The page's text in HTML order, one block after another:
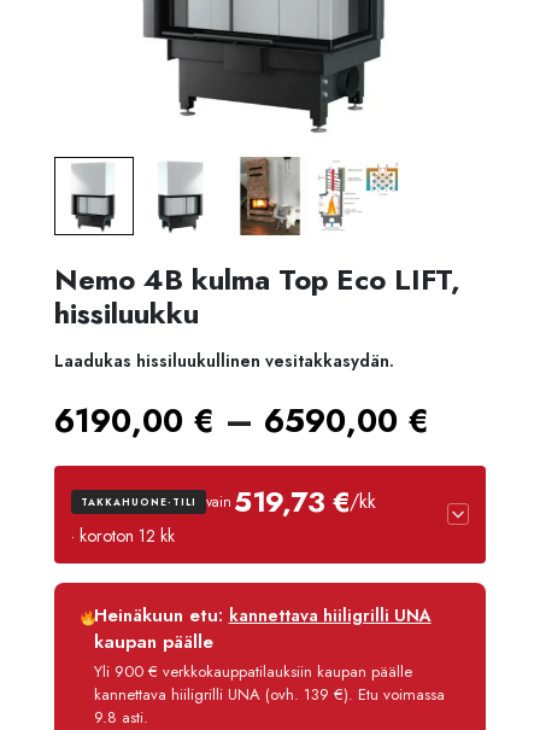
Nemo 4B kulma Top Eco LIFT,
hissiluukku
Laadukas hissiluukullinen vesitakkasydän.
6190,00 € – 6590,00 €
TAKKAHUONE-TILI vain 519,73 €/kk
· koroton 12 kk
Luottoaika
12 kk
Korko
Käsittelymaksu
3,90 €/kk
Maksettava yhteensä
6 236,80 €
Heinäkuun etu: kannettava hiiligrilli UNA
kaupan päälle
Yli 900 € verkkokauppatilauksiin kaupan päälle
kannettava hiiligrilli UNA (ovh. 139 €). Etu voimassa
9.8 asti.